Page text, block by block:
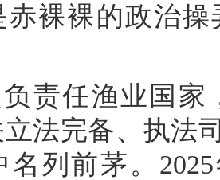
赤裸裸的政治
责任渔业国家
法完备、执法
名列前茅。